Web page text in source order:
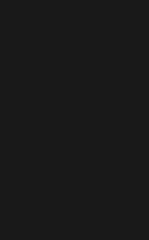
nueva ventana)
nueva ventana)